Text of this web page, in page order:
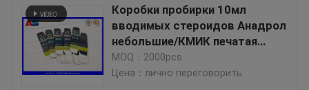
Коробки пробирки 10мл
вводимых стероидов Анадрол
небольшие/КМИК печатая
коробку Фарма
MOQ：2000pcs
Цена：лично переговорить